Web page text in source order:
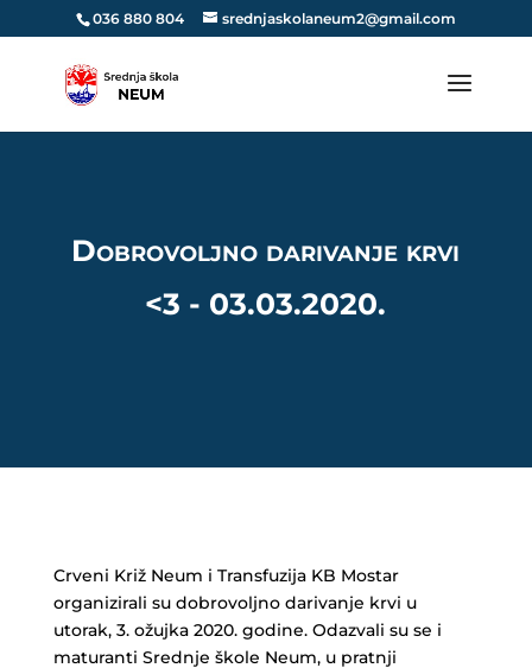
036 880 804 srednjaskolaneum2@gmail.com
Dobrovoljno darivanje krvi
<3 - 03.03.2020.
Crveni Križ Neum i Transfuzija KB Mostar
organizirali su dobrovoljno darivanje krvi u
utorak, 3. ožujka 2020. godine. Odazvali su se i
maturanti Srednje škole Neum, u pratnji